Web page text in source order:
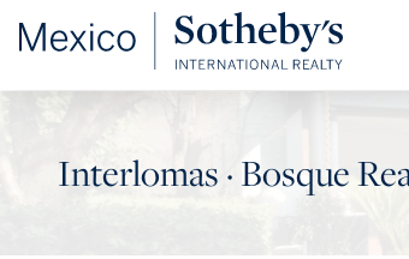
Interlomas · Bosque